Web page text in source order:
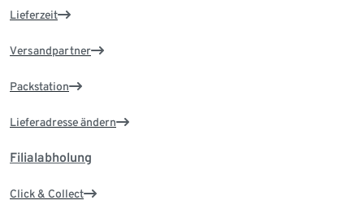
Lieferzeit
Versandpartner
Packstation
Lieferadresse ändern
Filialabholung
Click & Collect